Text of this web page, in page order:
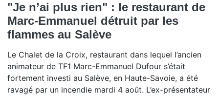
"Je n’ai plus rien" : le restaurant de
Marc-Emmanuel détruit par les
flammes au Salève
Le Chalet de la Croix, restaurant dans lequel l’ancien
animateur de TF1 Marc-Emmanuel Dufour s’était
fortement investi au Salève, en Haute-Savoie, a été
ravagé par un incendie mardi 4 août. L’ex-présentateur